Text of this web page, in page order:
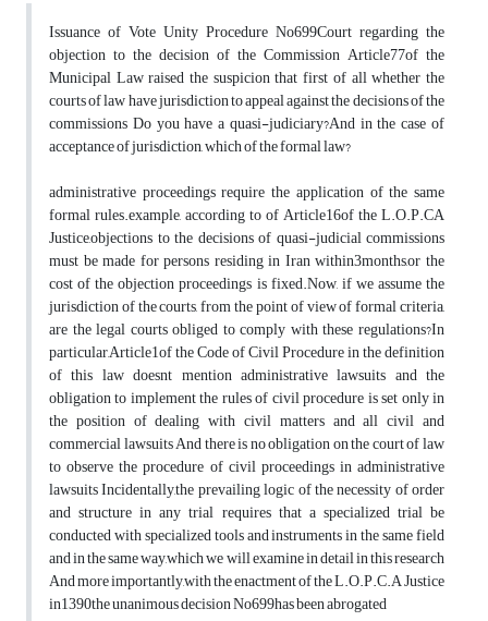
Issuance of Vote Unity Procedure No699Court regarding the
objection to the decision of the Commission Article77of the
Municipal Law raised the suspicion that first of all whether the
courts of law have jurisdiction to appeal against the decisions of the
commissions Do you have a quasi-judiciary?And in the case of
acceptance of jurisdiction, which of the formal law?
administrative proceedings require the application of the same
formal rules.example, according to of Article16of the L.O.P.CA
Justice,objections to the decisions of quasi-judicial commissions
must be made for persons residing in Iran within3months,or the
cost of the objection proceedings is fixed.Now, if we assume the
jurisdiction of the courts, from the point of view of formal criteria,
are the legal courts obliged to comply with these regulations?In
particular,Article1of the Code of Civil Procedure in the definition
of this law doesnt mention administrative lawsuits and the
obligation to implement the rules of civil procedure is set only in
the position of dealing with civil matters and all civil and
commercial lawsuits And there is no obligation on the court of law
to observe the procedure of civil proceedings in administrative
lawsuits Incidentally,the prevailing logic of the necessity of order
and structure in any trial requires that a specialized trial be
conducted with specialized tools and instruments in the same field
and in the same way,which we will examine in detail in this research
And more importantly,with the enactment of the L.O.P.C.A Justice
in1390the unanimous decision No699has been abrogated